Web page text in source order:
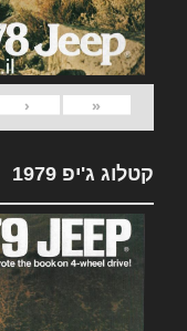
«
‹
קטלוג ג'יפ 1979